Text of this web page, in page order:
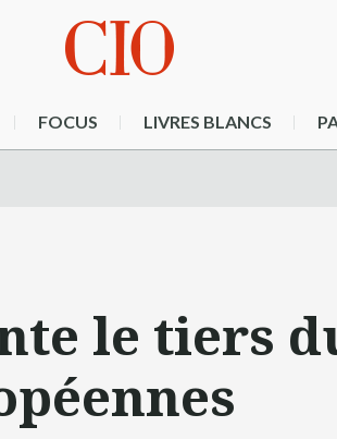
FOCUS LIVRES BLANCS
le tiers